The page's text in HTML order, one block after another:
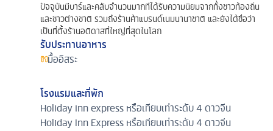
ปัจจุบันมีบาร์และคลับจำนวนมากที่ได้รับความนิยมจากทั้งชาวท้องถิ่น
และชาวต่างชาติ รวมถึงร้านค้าแบรนด์เนมนานาชาติ และยังได้ชื่อว่า
เป็นที่ตั้งร้านอดิดาสที่ใหญ่ที่สุดในโลก
รับประทานอาหาร
มื้ออิสระ
โรงแรมและที่พัก
Holiday inn express หรือเทียบเท่าระดับ 4 ดาวจีน
Holiday Inn Express หรือเทียบเท่าระดับ 4 ดาวจีน